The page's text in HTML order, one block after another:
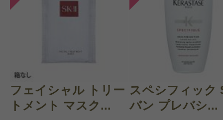
なおこ 様
／30代後半
感じた効能：フケ・頭皮のかゆみ/カ
ア/トリートメント効果/さらさら/髪
ックス
購入品：ダヴィネスエッセンシャル
ー
フェイシャル トリー
トメント マスク...
スペシフィック
バン プレバシ...